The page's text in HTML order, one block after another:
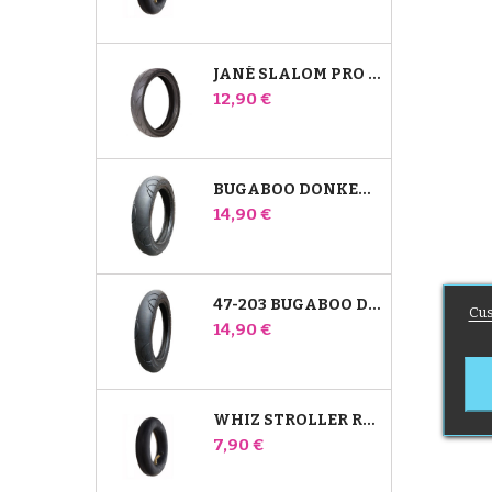
JANÉ SLALOM PRO JA POWERTWIN STROLLER TIRE
Hinta
12,90 €
BUGABOO DONKEY 39X177 YHTEENSOPIVA LASTENRATTAIDEN RENGAS - ETUPYÖRÄÄN
Hinta
14,90 €
47-203 BUGABOO DONKEY -RATTAIDEN YHTEENSOPIVA RENGAS - TAKAPYÖRÄÄN
Hinta
14,90 €
WHIZ STROLLER REAR INNER TUBE RED CASTLE
Hinta
7,90 €